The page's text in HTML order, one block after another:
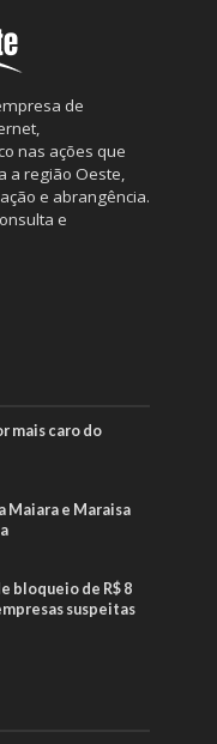
de
nas ações que
a região Oeste,
e abrangência.
e
mais caro do
Maiara e Maraisa
bloqueio de R$ 8
suspeitas